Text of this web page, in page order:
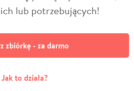
lub potrzebujących!
zbiórkę - za darmo
Jak to działa?